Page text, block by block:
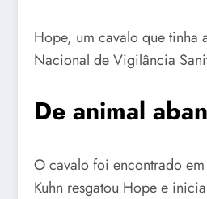
Hope, um cavalo que tinha
Nacional de Vigilância
De animal
O cavalo foi encontrado
Kuhn resgatou Hope e